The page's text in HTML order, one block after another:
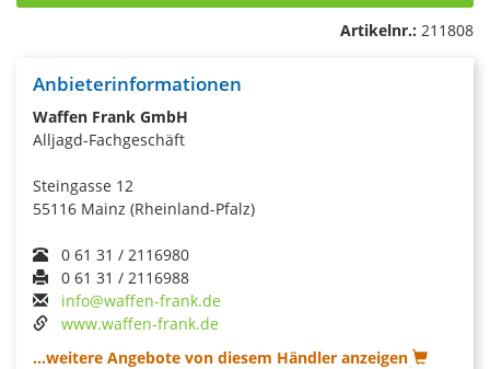
Artikelnr.: 211808
Anbieterinformationen
Waffen Frank GmbH
Alljagd-Fachgeschäft
Steingasse 12
55116 Mainz (Rheinland-Pfalz)
0 61 31 / 2116980
0 61 31 / 2116988
info@waffen-frank.de
www.waffen-frank.de
...weitere Angebote von diesem Händler anzeigen